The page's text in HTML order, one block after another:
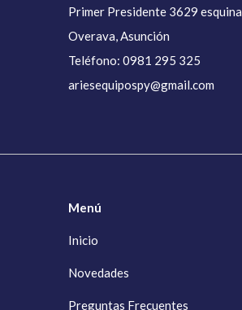
Primer Presidente 3629 esquina
Overava, Asunción
Teléfono: 0981 295 325
ariesequipospy@gmail.com
Menú
Inicio
Novedades
Preguntas Frecuentes